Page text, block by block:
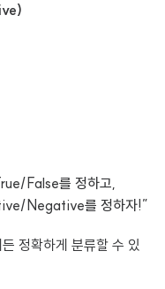
False를 정하고,
Negative를 정하자!”
정확하게 분류할 수 있